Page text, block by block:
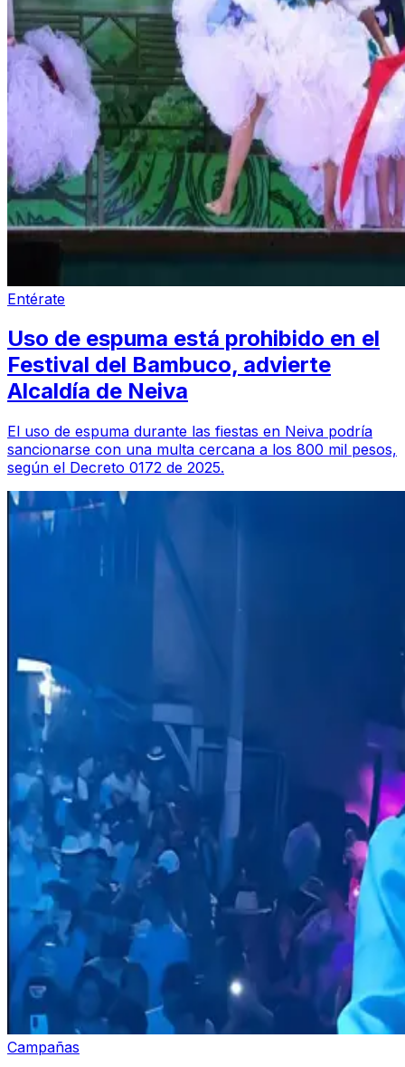
Entérate
Uso de espuma está prohibido en el
Festival del Bambuco, advierte
Alcaldía de Neiva
El uso de espuma durante las fiestas en Neiva podría
sancionarse con una multa cercana a los 800 mil pesos,
según el Decreto 0172 de 2025.
Campañas